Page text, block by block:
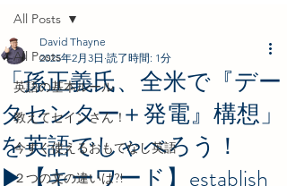
All Posts
英語の基本ルール
教えてセインさん！
今すぐ使えるおもてなし英語
２つの文の違いは?!
All Posts
「孫正義氏、全米で『デー
タセンター＋発電』構想」
を英語でしゃべろう！
▶︎【キーワード】establish
David Thayne
2025年2月3日 読了時間: 1分